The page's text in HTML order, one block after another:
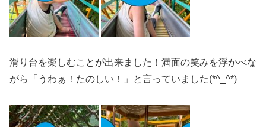
滑り台を楽しむことが出来ました！満面の笑みを浮かべな
がら「うわぁ！たのしい！」と言っていました(*^_^*)